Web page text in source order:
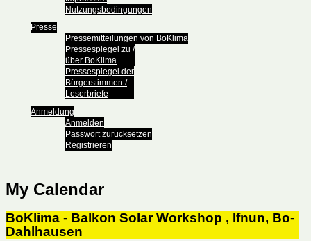
Nutzungsbedingungen
Presse
Pressemitteilungen von BoKlima
Pressespiegel zu /
über BoKlima
Pressespiegel der
Bürgerstimmen /
Leserbriefe
Anmeldung
Anmelden
Passwort zurücksetzen
Registrieren
My Calendar
BoKlima - Balkon Solar Workshop , Ifnun, Bo-
Dahlhausen